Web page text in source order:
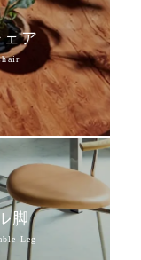
ア
脚